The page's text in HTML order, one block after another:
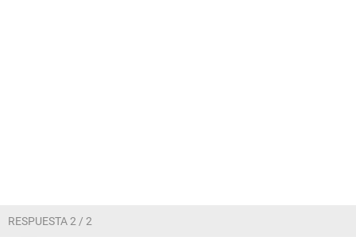
RESPUESTA 2 / 2